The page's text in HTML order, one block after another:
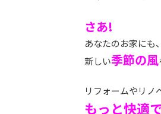
さあ!
あなたのお家にも、
新しい季節の風
リフォームやリノ
もっと快適